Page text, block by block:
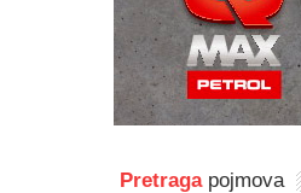
Pretragapojmova